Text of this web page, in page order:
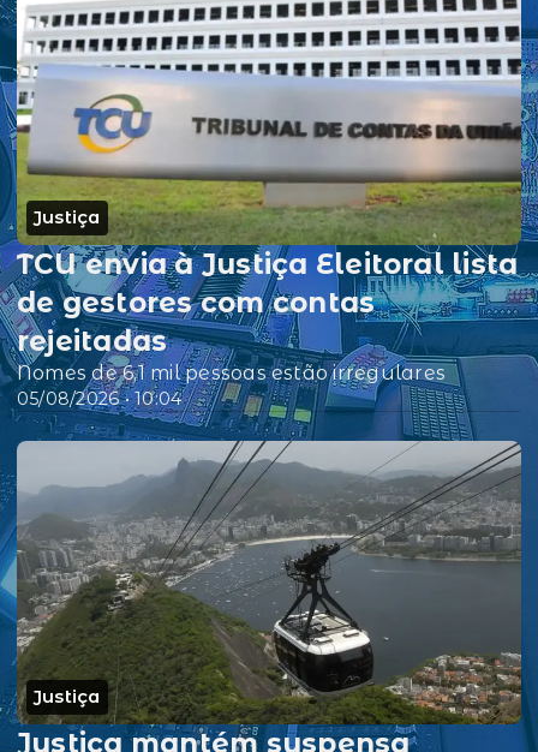
Justiça
05/08/2026 • 10:04
TCU envia à Justiça Eleitoral lista
de gestores com contas
rejeitadas
Nomes de 6,1 mil pessoas estão irregulares
Justiça
Justiça mantém suspensa